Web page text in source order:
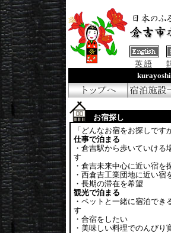
英 語
お宿探し
「どんなお宿をお探しです
仕事で泊まる
・倉吉駅から歩いていける
す
・倉吉未来中心に近い宿を
・西倉吉工業団地に近い宿
・長期の滞在を希望
観光で泊まる
・ペットと一緒に宿泊でき
す
・合宿をしたい
・美味しい料理でのんびり